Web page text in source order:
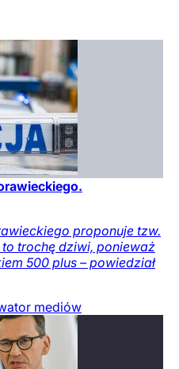
proponuje tzw.
trochę dziwi, ponieważ
500 plus – powiedział
mediów